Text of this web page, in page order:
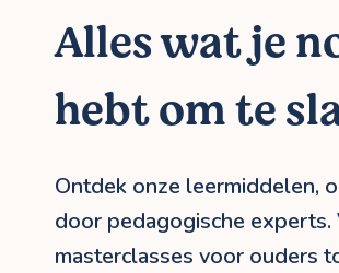
Alles wat je
hebt om te
Ontdek onze leermiddelen,
door pedagogische experts.
masterclasses voor ouders